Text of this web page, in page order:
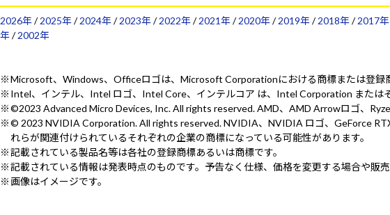
2026年/2025年/2024年/2023年/2022年/2021年/2020年/2019年/2018年/2017年
年/2002年
Microsoft、Windows、Officeロゴは、Microsoft Corporationにおける商標または登録
Intel、インテル、Intel ロゴ、Intel Core、インテルコア は、Intel Corporation または
©2023 Advanced Micro Devices, Inc. All rights reserved. AMD、AMD Arrowロゴ、
© 2023 NVIDIA Corporation. All rights reserved. NVIDIA、NVIDIA ロゴ、GeForce
れらが関連付けられているそれぞれの企業の商標になっている可能性があります。
記載されている製品名等は各社の登録商標あるいは商標です。
記載されている情報は発表時点のものです。予告なく仕様、価格を変更する場合や販
画像はイメージです。